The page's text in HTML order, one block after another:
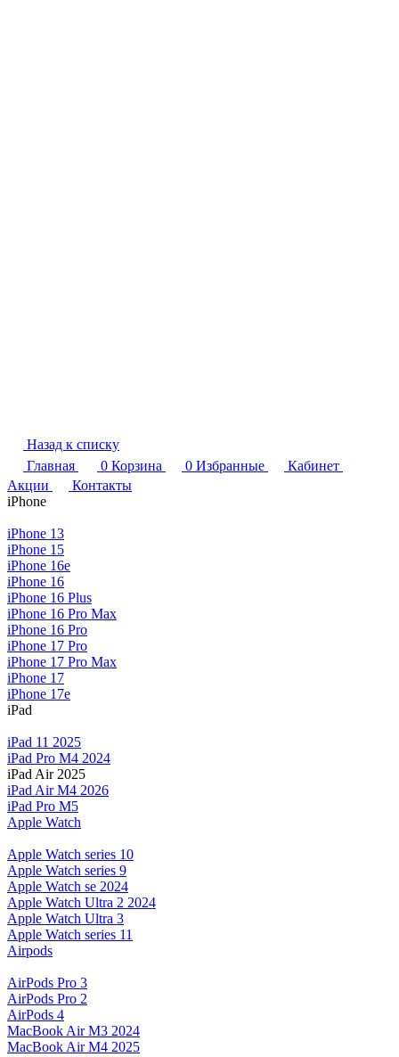
Назад к списку
Главная
0 Корзина 0 Избранные
Кабинет
Акции
Контакты
iPhone
iPhone 13
iPhone 15
iPhone 16e
iPhone 16
iPhone 16 Plus
iPhone 16 Pro Max
iPhone 16 Pro
iPhone 17 Pro
iPhone 17 Pro Max
iPhone 17
iPhone 17e
iPad
iPad 11 2025
iPad Pro M4 2024
iPad Air 2025
iPad Air M4 2026
iPad Pro M5
Apple Watch
Apple Watch series 10
Apple Watch series 9
Apple Watch se 2024
Apple Watch Ultra 2 2024
Apple Watch Ultra 3
Apple Watch series 11
Airpods
AirPods Pro 3
AirPods Pro 2
AirPods 4
MacBook Air M3 2024
MacBook Air M4 2025